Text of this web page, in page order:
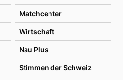
Matchcenter
Wirtschaft
Nau Plus
Stimmen der Schweiz